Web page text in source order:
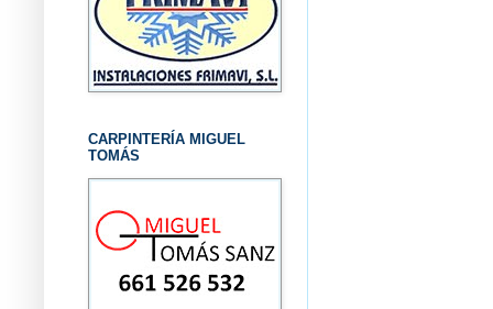
CARPINTERÍA MIGUEL
TOMÁS